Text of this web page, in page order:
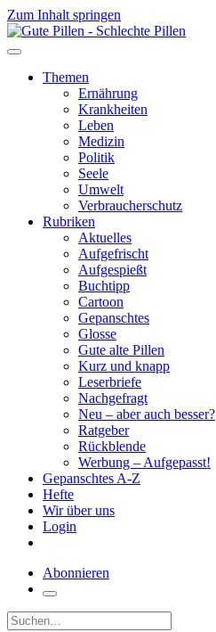
Zum Inhalt springen
Themen
Ernährung
Krankheiten
Leben
Medizin
Politik
Seele
Umwelt
Verbraucherschutz
Rubriken
Aktuelles
Aufgefrischt
Aufgespießt
Buchtipp
Cartoon
Gepanschtes
Glosse
Gute alte Pillen
Kurz und knapp
Leserbriefe
Nachgefragt
Neu – aber auch besser?
Ratgeber
Rückblende
Werbung – Aufgepasst!
Gepanschtes A-Z
Hefte
Wir über uns
Login
Abonnieren
Suche: